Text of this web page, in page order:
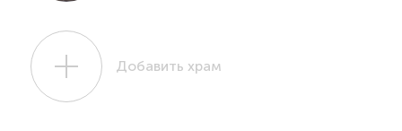
Добавить храм